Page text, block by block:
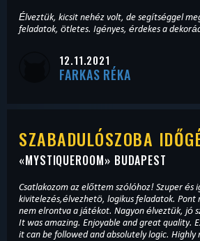
Élveztük, kicsit nehéz volt, de segítséggel
feladatok, ötletes. Igényes, érdekes a
12.11.2021
FARKAS RÉKA
SZABADULÓSZOBA
«MYSTIQUEROOM» BUDAPEST
Csatlakozom az előttem szólóhoz! Szuper és
kivitelezés,élvezhetö, logikus feladatok. Pont
nem elrontva a játékot. Nagyon élveztük, jó
It was amazing. Enjoyable and great quality.
it can be followed and absolutely logic.